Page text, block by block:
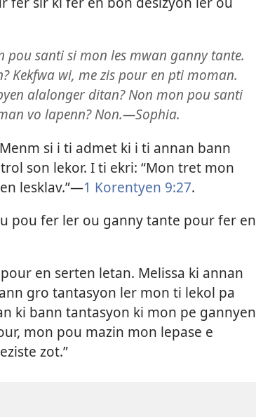
pou santi si mon les mwan ganny tante.
Kekfwa wi, me zis pour en pti moman.
alalonger ditan? Non mon pou santi
vo lapenn? Non.​—Sophia.
Menm si i ti admet ki i ti annan bann
son lekor. I ti ekri: “Mon tret mon
lesklav.”​—1 Korentyen 9:27.
pou fer ler ou ganny tante pour fer en
en serten letan. Melissa ki annan
gro tantasyon ler mon ti lekol pa
ki bann tantasyon ki mon pe gannyen
mon pou mazin mon lepase e
zot.”